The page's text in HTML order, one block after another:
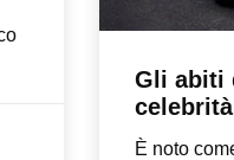
Gli abiti
celebrità
È noto